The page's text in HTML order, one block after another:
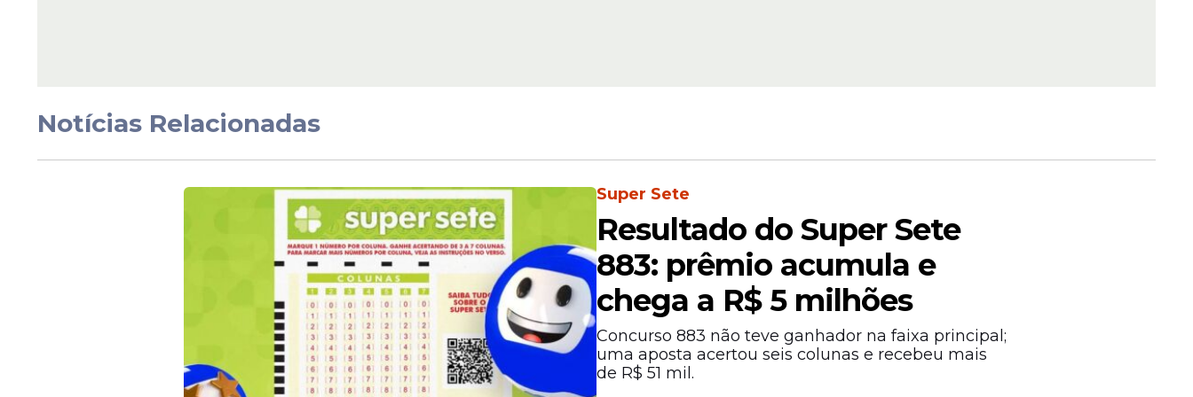
Veja Também
Próximas etapas até a publicação do edital
Após a autorização, a Receita Federal deverá formar uma comissão organizadora para conduzir os
preparativos do concurso. O grupo ficará responsável pela elaboração do edital, definição das
vagas e demais procedimentos administrativos.
Notícias Relacionadas
Super Sete
Resultado do Super Sete
883: prêmio acumula e
chega a R$ 5 milhões
Concurso 883 não teve ganhador na faixa principal;
uma aposta acertou seis colunas e recebeu mais
de R$ 51 mil.